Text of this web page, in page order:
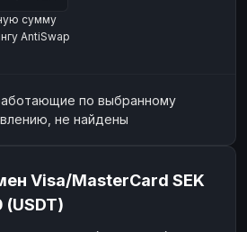
КРИПТОБИРЖ
RUB СБЕР
ВТБ
сумму
AntiSwap
по выбранному
не найдены
Visa/MasterCard SEK
(USDT)